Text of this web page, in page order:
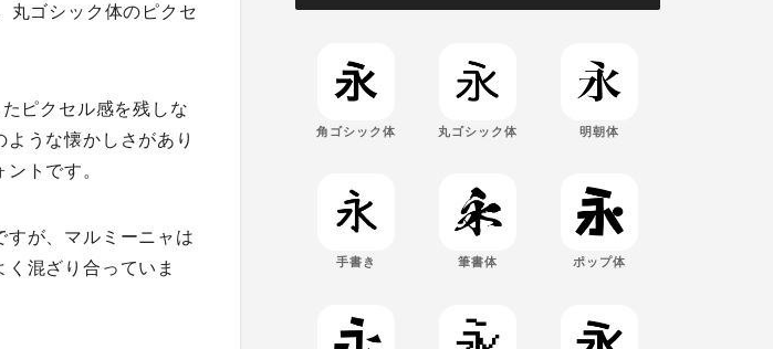
丸ゴシック体のピクセ
ピクセル感を残しな
うな懐かしさがあり
トです。
が、マルミーニャは
混ざり合っていま
角ゴシック体 丸ゴシック体 明朝体
手書き 筆書体 ポップ体